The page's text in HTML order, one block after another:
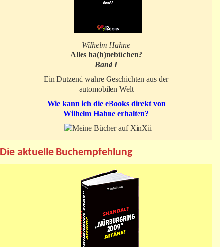
Wilhelm Hahne
Alles ha(h)nebüchen?
Band I
Ein Dutzend wahre Geschichten aus der
automobilen Welt
Wie kann ich die eBooks direkt von
Wilhelm Hahne erhalten?
Die aktuelle Buchempfehlung